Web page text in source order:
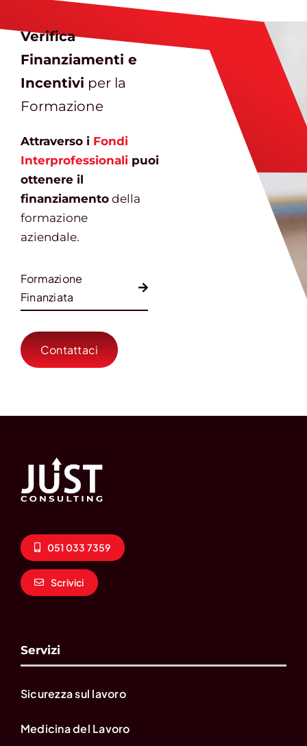
Verifica
Finanziamenti e
Incentivi per la
Formazione
Attraverso i Fondi
Interprofessionalipuoi
ottenere il
finanziamentodella
formazione
aziendale.
Formazione
Finanziata
Contattaci
051 033 7359
Scrivici
Servizi
Sicurezza sul lavoro
Medicina del Lavoro